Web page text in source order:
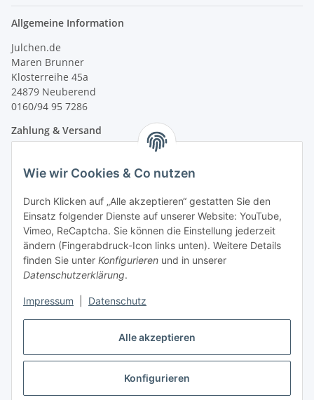
Alle akzeptieren
Konfigurieren
Wie wir Cookies & Co nutzen
Durch Klicken auf „Alle akzeptieren“ gestatten Sie den
Einsatz folgender Dienste auf unserer Website: YouTube,
Vimeo, ReCaptcha. Sie können die Einstellung jederzeit
ändern (Fingerabdruck-Icon links unten). Weitere Details
finden Sie unter Konfigurieren und in unserer
Datenschutzerklärung.
Impressum Datenschutz
Allgemeine Information
Julchen.de
Maren Brunner
Klosterreihe 45a
24879 Neuberend
0160/94 95 7286
Zahlung & Versand
Vertrag widerrufen